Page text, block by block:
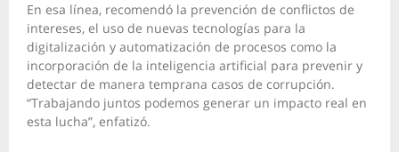
En esa línea, recomendó la prevención de conflictos de
intereses, el uso de nuevas tecnologías para la
digitalización y automatización de procesos como la
incorporación de la inteligencia artificial para prevenir y
detectar de manera temprana casos de corrupción.
“Trabajando juntos podemos generar un impacto real en
esta lucha”, enfatizó.